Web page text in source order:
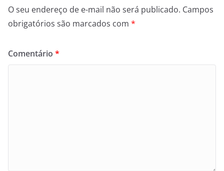
O seu endereço de e-mail não será publicado. Campos
obrigatórios são marcados com *
Comentário *